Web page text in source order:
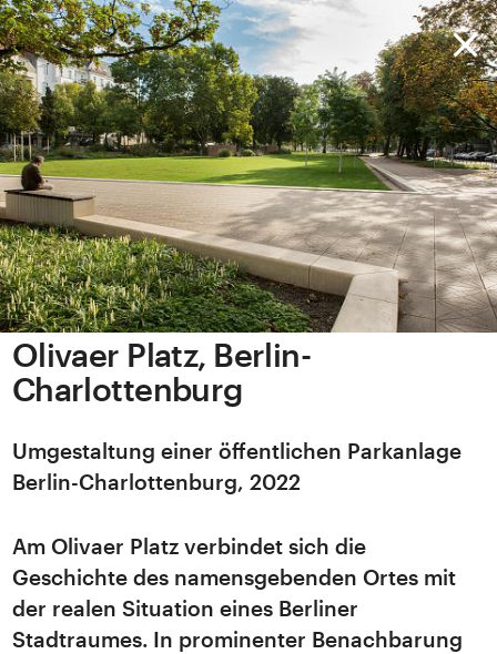
Olivaer Platz, Berlin-
Charlottenburg
Umgestaltung einer öffentlichen Parkanlage
Berlin-Charlottenburg, 2022
Am Olivaer Platz verbindet sich die
Geschichte des namensgebenden Ortes mit
der realen Situation eines Berliner
Stadtraumes. In prominenter Benachbarung